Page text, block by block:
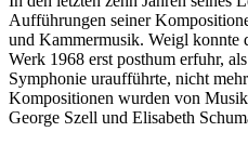
Aufführungen seiner
und Kammermusik. Weigl konnte
Werk 1968 erst posthum erfuhr,
Symphonie uraufführte, nicht
Kompositionen wurden von
George Szell und Elisabeth